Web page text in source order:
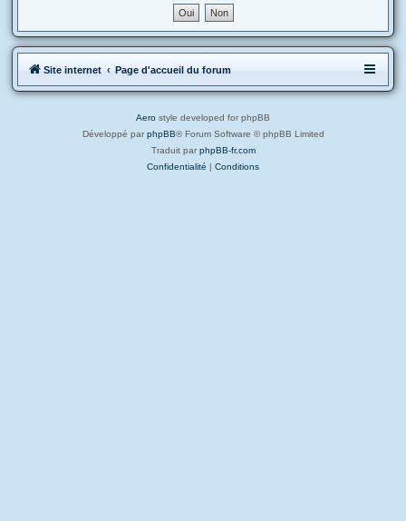
Site internet Page d'accueil du forum
Aero style developed for phpBB
Développé par phpBB® Forum Software © phpBB Limited
Traduit par phpBB-fr.com
Confidentialité | Conditions